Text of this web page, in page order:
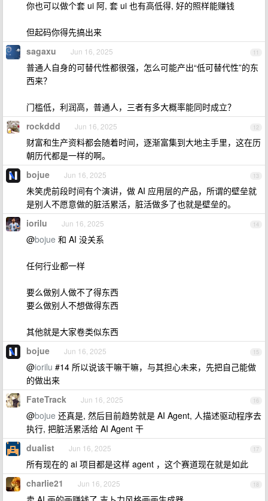
你也可以做个套 ui 阿, 套 ui 也有高低得, 好的照样能赚钱
但起码你得先搞出来
11
sagaxu Jun 16, 2025
普通人自身的可替代性都很强，怎么可能产出“低可替代性”的东
西来？
门槛低，利润高，普通人，三者有多大概率能同时成立？
12
rockddd Jun 16, 2025
财富和生产资料都会随着时间，逐渐富集到大地主手里，这在历
朝历代都是一样的啊。
13
bojue Jun 16, 2025
朱笑虎前段时间有个演讲，做 AI 应用层的产品，所谓的壁垒就
是别人不愿意做的脏活累活，脏活做多了也就是壁垒的。
14
iorilu Jun 16, 2025
@bojue 和 AI 没关系
任何行业都一样
要么做别人做不了得东西
要么做别人不想做得东西
其他就是大家卷类似东西
15
bojue Jun 16, 2025
@iorilu #14 所以说该干嘛干嘛，与其担心未来，先把自己能做
的做出来
16
FateTrack Jun 16, 2025
@bojue 还真是, 然后目前趋势就是 AI Agent, 人描述驱动程序去
执行, 把脏活累活给 AI Agent 干
17
dualist Jun 16, 2025
所有现在的 ai 项目都是这样 agent ，这个赛道现在就是如此
18
charlie21 Jun 16, 2025